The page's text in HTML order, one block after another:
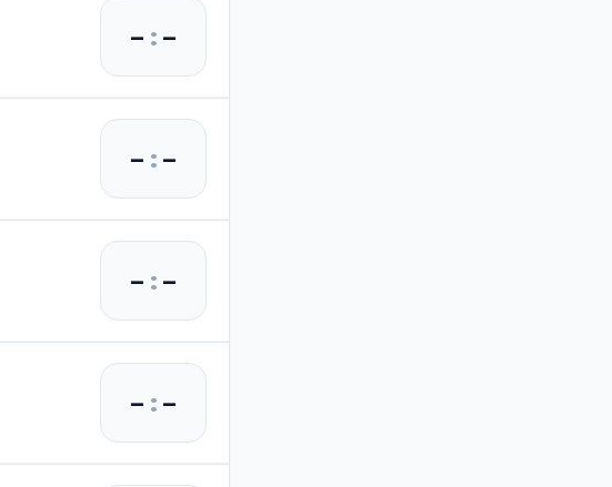
– :–
– :–
– :–
– :–